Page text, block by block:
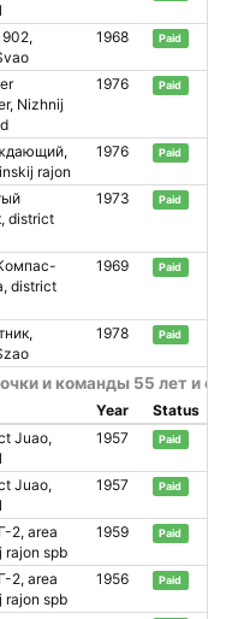
1968 Paid
Nizhnij
1976 Paid
rajon
1976 Paid
district
1973 Paid
district
1969 Paid
1978 Paid
и команды 55 лет и
Year
Status
Juao,
1957 Paid
Juao,
1957 Paid
2, area
rajon spb
1959 Paid
2, area
rajon spb
1956 Paid